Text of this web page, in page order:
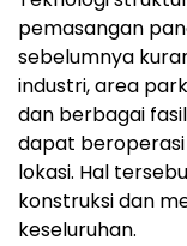
pemasangan
sebelumnya
industri, area
dan berbagai
dapat
lokasi. Hal
konstruksi dan
keseluruhan.